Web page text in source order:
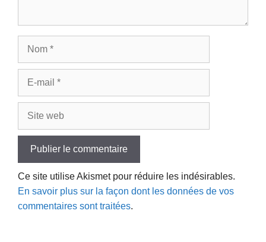
Ce site utilise Akismet pour réduire les indésirables.
En savoir plus sur la façon dont les données de vos
commentaires sont traitées.